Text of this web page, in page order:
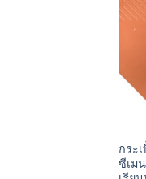
กระ
ซีเม